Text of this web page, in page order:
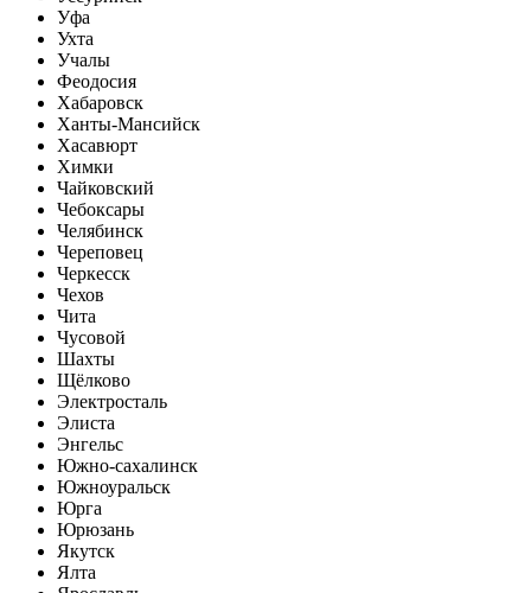
Уфа
Ухта
Учалы
Феодосия
Хабаровск
Ханты-Мансийск
Хасавюрт
Химки
Чайковский
Чебоксары
Челябинск
Череповец
Черкесск
Чехов
Чита
Чусовой
Шахты
Щёлково
Электросталь
Элиста
Энгельс
Южно-сахалинск
Южноуральск
Юрга
Юрюзань
Якутск
Ялта